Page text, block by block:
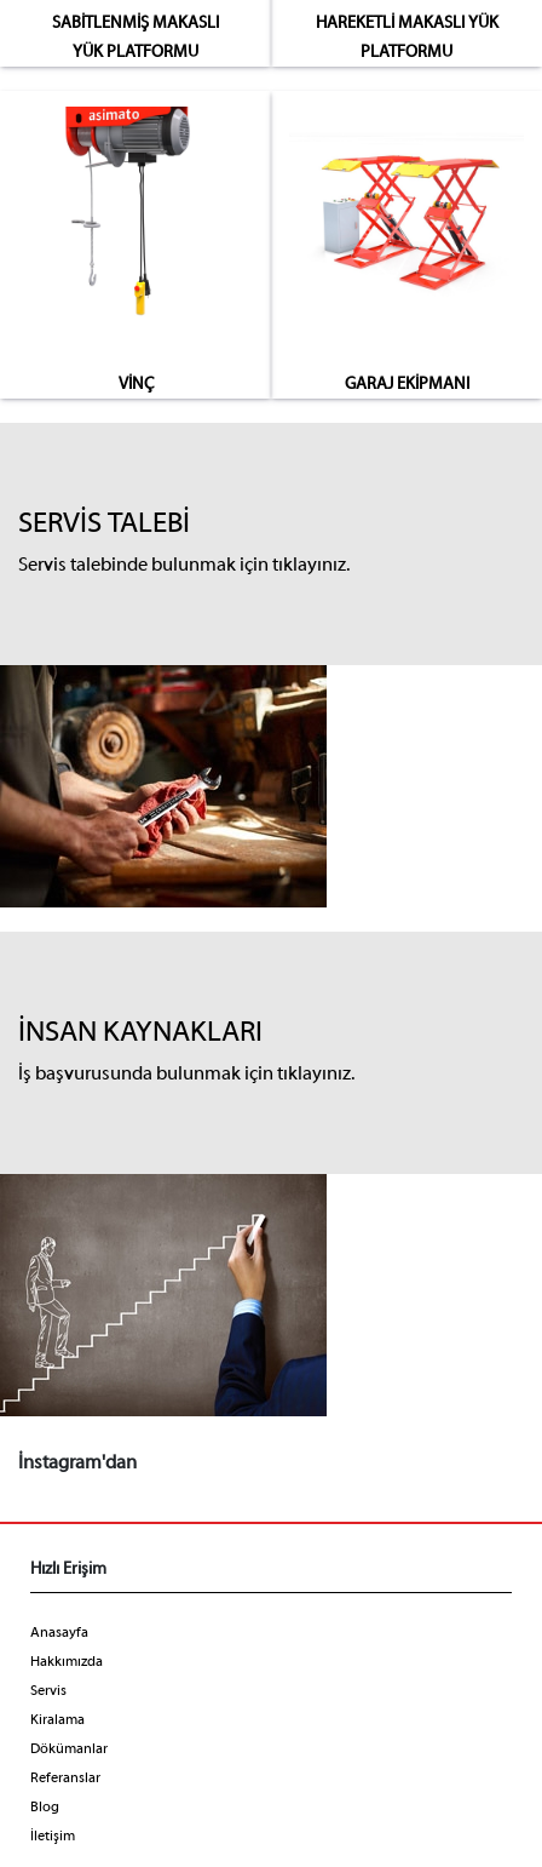
SABİTLENMİŞ MAKASLI
YÜK PLATFORMU
HAREKETLİ MAKASLI YÜK
PLATFORMU
VİNÇ GARAJ EKİPMANI
SERVİS TALEBİ
Servis talebinde bulunmak için tıklayınız.
İNSAN KAYNAKLARI
İş başvurusunda bulunmak için tıklayınız.
İnstagram'dan
Hızlı Erişim
Anasayfa
Hakkımızda
Servis
Kiralama
Dökümanlar
Referanslar
Blog
İletişim